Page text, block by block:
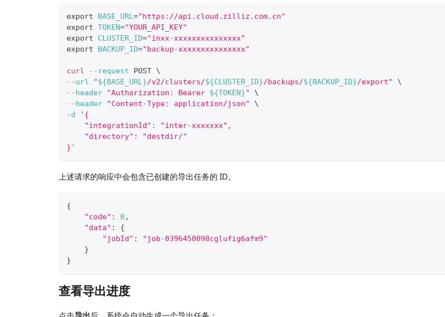
export BASE_URL="https://api.cloud.zilliz.com.cn"
export TOKEN="YOUR_API_KEY"
export
CLUSTER_ID="inxx-xxxxxxxxxxxxxxx"
export
BACKUP_ID="backup-xxxxxxxxxxxxxxx"
curl --request POST \
--url
"${BASE_URL}/v2/clusters/${CLUSTER_ID}/backups/${BACKUP_ID}/export"
\
--header
"Authorization: Bearer ${TOKEN}"
\
--header
"Content-Type: application/json"
\
-d
'{
    "integrationId": "inter-xxxxxxx",
    "directory": "destdir/"
}'
上述请求的响应中会包含已创建的导出任务的 ID。
{
"code" : 0 ,
"data" :
{
"jobId" :
"job-0396450098cglufig6afm9"
}
}
查看导出进度